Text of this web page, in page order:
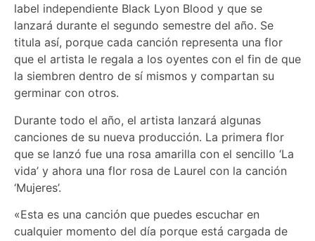
label independiente Black Lyon Blood y que se
lanzará durante el segundo semestre del año. Se
titula así, porque cada canción representa una flor
que el artista le regala a los oyentes con el fin de que
la siembren dentro de sí mismos y compartan su
germinar con otros.
Durante todo el año, el artista lanzará algunas
canciones de su nueva producción. La primera flor
que se lanzó fue una rosa amarilla con el sencillo ‘La
vida’ y ahora una flor rosa de Laurel con la canción
‘Mujeres’.
«Esta es una canción que puedes escuchar en
cualquier momento del día porque está cargada de